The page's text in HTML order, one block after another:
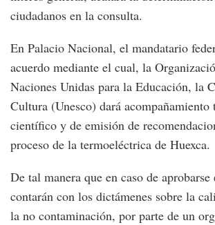
ciudadanos en la consulta.
En Palacio Nacional, el mandatario
acuerdo mediante el cual, la
Naciones Unidas para la Educación, la
Cultura (Unesco) dará acompañamiento
científico y de emisión de
proceso de la termoeléctrica de Huexca.
De tal manera que en caso de aprobarse
contarán con los dictámenes sobre la
la no contaminación, por parte de un